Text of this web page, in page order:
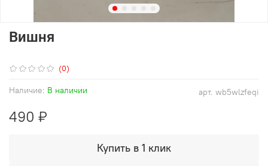
(0)
арт. wb5wlzfeqi
Наличие: В наличии
Вишня
490 ₽
Купить в 1 клик